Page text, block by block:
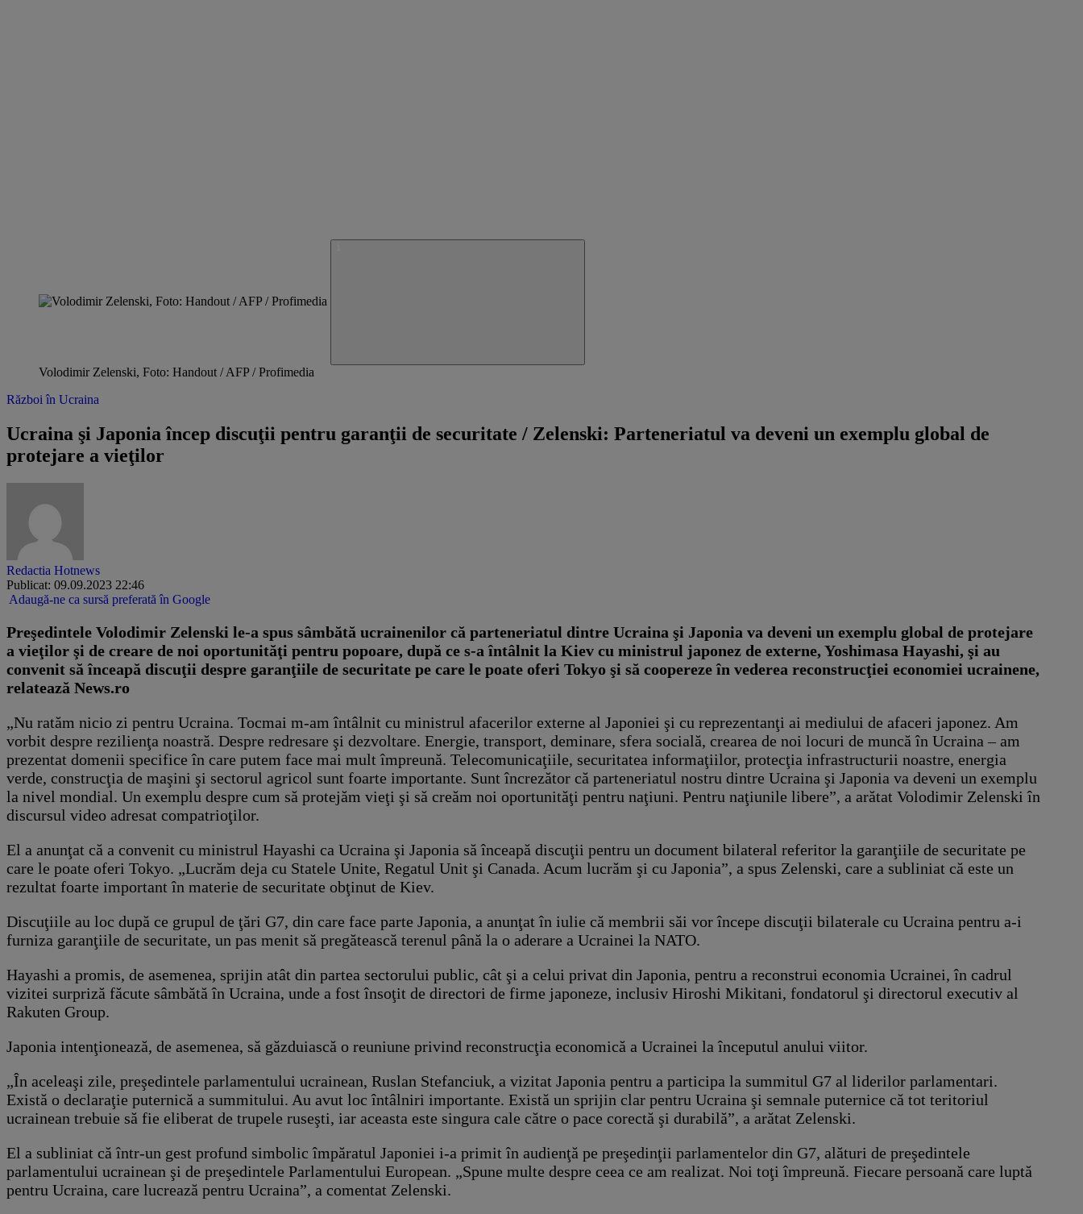
Volodimir Zelenski, Foto: Handout / AFP / Profimedia
Război în Ucraina
Ucraina şi Japonia încep discuţii pentru garanţii de securitate / Zelenski: Parteneriatul va deveni un exemplu global de
protejare a vieţilor
Redactia Hotnews
Publicat: 09.09.2023 22:46
Adaugă-ne ca sursă preferată în Google
Preşedintele Volodimir Zelenski le-a spus sâmbătă ucrainenilor că parteneriatul dintre Ucraina şi Japonia va deveni un exemplu global de protejare
a vieţilor şi de creare de noi oportunităţi pentru popoare, după ce s-a întâlnit la Kiev cu ministrul japonez de externe, Yoshimasa Hayashi, şi au
convenit să înceapă discuţii despre garanţiile de securitate pe care le poate oferi Tokyo şi să coopereze în vederea reconstrucţiei economiei ucrainene,
relatează News.ro
„Nu ratăm nicio zi pentru Ucraina. Tocmai m-am întâlnit cu ministrul afacerilor externe al Japoniei şi cu reprezentanţi ai mediului de afaceri japonez. Am
vorbit despre rezilienţa noastră. Despre redresare şi dezvoltare. Energie, transport, deminare, sfera socială, crearea de noi locuri de muncă în Ucraina – am
prezentat domenii specifice în care putem face mai mult împreună. Telecomunicaţiile, securitatea informaţiilor, protecţia infrastructurii noastre, energia
verde, construcţia de maşini şi sectorul agricol sunt foarte importante. Sunt încrezător că parteneriatul nostru dintre Ucraina şi Japonia va deveni un exemplu
la nivel mondial. Un exemplu despre cum să protejăm vieţi şi să creăm noi oportunităţi pentru naţiuni. Pentru naţiunile libere”, a arătat Volodimir Zelenski în
discursul video adresat compatrioţilor.
El a anunţat că a convenit cu ministrul Hayashi ca Ucraina şi Japonia să înceapă discuţii pentru un document bilateral referitor la garanţiile de securitate pe
care le poate oferi Tokyo. „Lucrăm deja cu Statele Unite, Regatul Unit şi Canada. Acum lucrăm şi cu Japonia”, a spus Zelenski, care a subliniat că este un
rezultat foarte important în materie de securitate obţinut de Kiev.
Discuţiile au loc după ce grupul de ţări G7, din care face parte Japonia, a anunţat în iulie că membrii săi vor începe discuţii bilaterale cu Ucraina pentru a-i
furniza garanţiile de securitate, un pas menit să pregătească terenul până la o aderare a Ucrainei la NATO.
Hayashi a promis, de asemenea, sprijin atât din partea sectorului public, cât şi a celui privat din Japonia, pentru a reconstrui economia Ucrainei, în cadrul
vizitei surpriză făcute sâmbătă în Ucraina, unde a fost însoţit de directori de firme japoneze, inclusiv Hiroshi Mikitani, fondatorul şi directorul executiv al
Rakuten Group.
Japonia intenţionează, de asemenea, să găzduiască o reuniune privind reconstrucţia economică a Ucrainei la începutul anului viitor.
„În aceleaşi zile, preşedintele parlamentului ucrainean, Ruslan Stefanciuk, a vizitat Japonia pentru a participa la summitul G7 al liderilor parlamentari.
Există o declaraţie puternică a summitului. Au avut loc întâlniri importante. Există un sprijin clar pentru Ucraina şi semnale puternice că tot teritoriul
ucrainean trebuie să fie eliberat de trupele ruseşti, iar aceasta este singura cale către o pace corectă şi durabilă”, a arătat Zelenski.
El a subliniat că într-un gest profund simbolic împăratul Japoniei i-a primit în audienţă pe preşedinţii parlamentelor din G7, alături de preşedintele
parlamentului ucrainean şi de preşedintele Parlamentului European. „Spune multe despre ceea ce am realizat. Noi toţi împreună. Fiecare persoană care luptă
pentru Ucraina, care lucrează pentru Ucraina”, a comentat Zelenski.